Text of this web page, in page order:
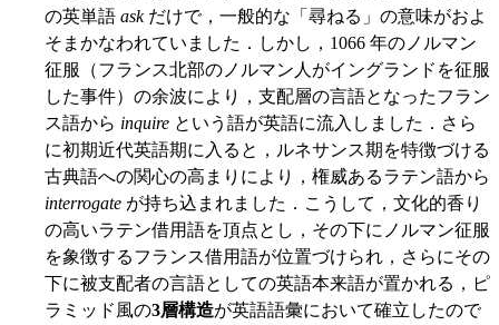
の英単語 askだけで，一般的な「尋ねる」の意味がおよ
そまかなわれていました．しかし，1066 年のノルマン
征服（フランス北部のノルマン人がイングランドを征服
した事件）の余波により，支配層の言語となったフラン
ス語から inquire という語が英語に流入しました．さら
に初期近代英語期に入ると，ルネサンス期を特徴づける
古典語への関心の高まりにより，権威あるラテン語から
interrogate が持ち込まれました．こうして，文化的香り
の高いラテン借用語を頂点とし，その下にノルマン征服
を象徴するフランス借用語が位置づけられ，さらにその
下に被支配者の言語としての英語本来語が置かれる，ピ
ラミッド風の3層構造が英語語彙において確立したので